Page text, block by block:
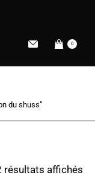
0
du shuss”
résultats affichés